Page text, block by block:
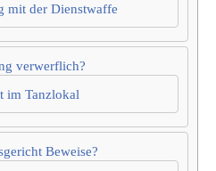
mit der Dienstwaffe
verwerflich?
im Tanzlokal
Beweise?